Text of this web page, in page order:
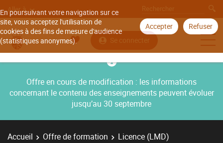
En poursuivant votre navigation sur ce
site, vous acceptez l'utilisation de
cookies à des fins de mesure d'audience
(statistiques anonymes).
Accepter Refuser
Aller à
Se connecter
Offre en cours de modification : les informations
concernant le contenu des enseignements peuvent évoluer
jusqu’au 30 septembre
Accueil Offre de formation
Licence (LMD)